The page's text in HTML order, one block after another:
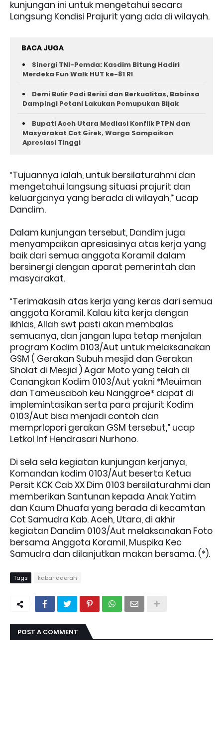
kunjungan ini untuk mengetahui secara
Langsung Kondisi Prajurit yang ada di wilayah.
BACA JUGA
Sinergi TNI-Pemda: Kasdim Bitung Hadiri
Merdeka Fun Walk HUT ke-81 RI
Demi Bulir Padi Berisi dan Berkualitas, Babinsa
Dampingi Petani Lakukan Pemupukan Bijak
Bupati Aceh Utara Mediasi Konflik PTPN dan
Masyarakat Cot Girek, Warga Sampaikan
Apresiasi Tinggi
"Tujuannya ialah, untuk bersilaturahmi dan
mengetahui langsung situasi prajurit dan
keluarganya yang berada di wilayah,” ucap
Dandim.
Dalam kunjungan tersebut, Dandim juga
menyampaikan apresiasinya atas kerja yang
baik dari semua anggota Koramil dalam
bersinergi dengan aparat pemerintah dan
masyarakat.
"Terimakasih atas kerja yang keras dari semua
anggota Koramil. Kalau kita kerja dengan
ikhlas, Allah swt pasti akan membalas
semuanya, dan jangan lupa tetap menjalan
program Kodim 0103/Aut untuk melaksanakan
GSM ( Gerakan Subuh mesjid dan Gerakan
Sholat di Mesjid ) Agar Moto yang telah di
Canangkan Kodim 0103/Aut yakni *Meuiman
dan Tameusaboh keu Nanggroe* dapat di
implemintasikan serta para prajurit Kodim
0103/Aut bisa menjadi contoh dan
memprlopori gerakan GSM tersebut,” ucap
Letkol Inf Hendrasari Nurhono.
Di sela sela kegiatan kunjungan kerjanya,
Komandan kodim 0103/Aut beserta Ketua
Persit KCK Cab XX Dim 0103 bersilaturahmi dan
memberikan Santunan kepada Anak Yatim
dan Kaum Dhuafa yang berada di kecamtan
Cot Samudra Kab. Aceh, Utara, di akhir
kegiatan Dandim 0103/Aut melaksanakan Foto
bersama Anggota Koramil, Muspika Kec
Samudra dan dilanjutkan makan bersama. (*).
Tags kabar daerah
POST A COMMENT